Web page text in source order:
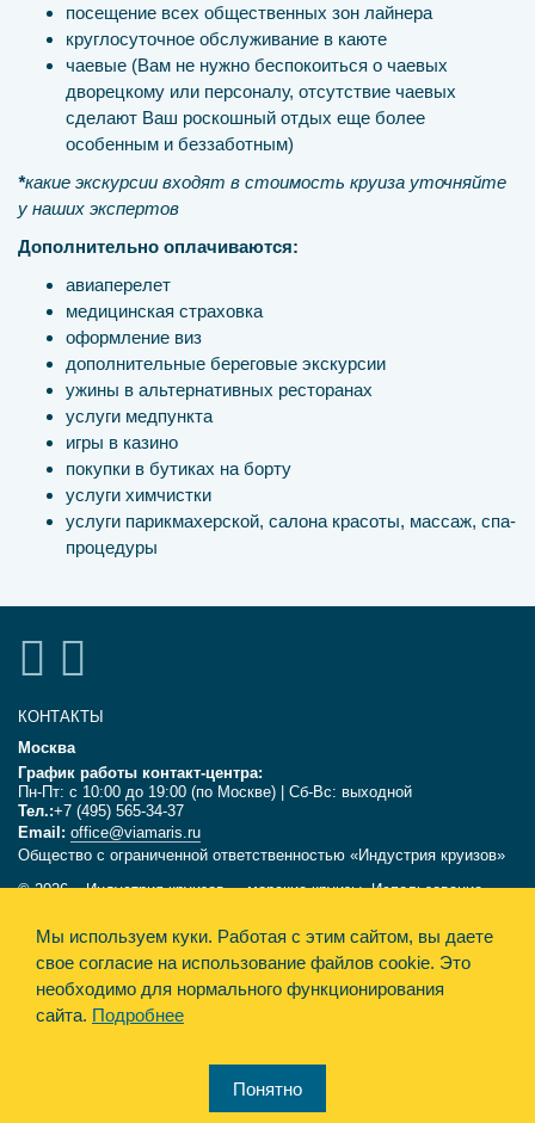
посещение всех общественных зон лайнера
круглосуточное обслуживание в каюте
чаевые (Вам не нужно беспокоиться о чаевых
дворецкому или персоналу, отсутствие чаевых
сделают Ваш роскошный отдых еще более
особенным и беззаботным)
*какие экскурсии входят в стоимость круиза уточняйте
у наших экспертов
Дополнительно оплачиваются:
авиаперелет
медицинская страховка
оформление виз
дополнительные береговые экскурсии
ужины в альтернативных ресторанах
услуги медпункта
игры в казино
покупки в бутиках на борту
услуги химчистки
услуги парикмахерской, салона красоты, массаж, спа-
процедуры
КОНТАКТЫ
Москва
График работы контакт-центра:
Пн-Пт: с 10:00 до 19:00 (по Москве) | Сб-Вс: выходной
Тел.:+7 (495) 565-34-37
Email: office@viamaris.ru
Общество с ограниченной ответственностью «Индустрия круизов»
© 2026, «Индустрия круизов» - морские круизы. Использование
разрешения компании «Индустрия круизов». Информация,
размещённая на сайте, несёт справочный характер и не является
офертой.
Политика конфиденциальности
Мы используем куки. Работая с этим сайтом, вы даете
свое согласие на использование файлов cookie. Это
необходимо для нормального функционирования
сайта. Подробнее
Понятно